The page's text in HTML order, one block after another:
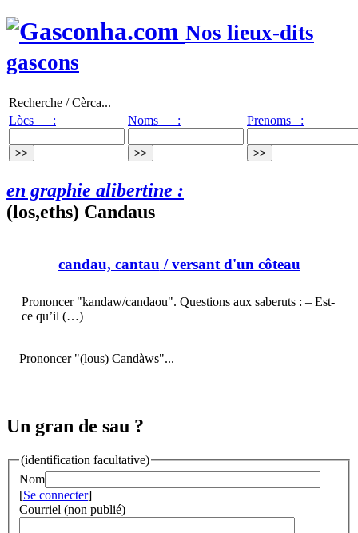
Nos lieux-dits
gascons
Recherche / Cèrca...
Lòcs :
Noms : Prenoms :
en graphie alibertine :
(los,eths) Candaus
candau, cantau / versant d'un côteau
Prononcer "kandaw/candaou". Questions aux saberuts : – Est-
ce qu’il (…)
Prononcer "(lous) Candàws"...
Un gran de sau ?
(identification facultative)
Nom
[Se connecter]
Courriel (non publié)